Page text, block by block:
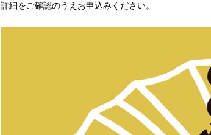
詳細をご確認のうえお申込みください。